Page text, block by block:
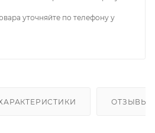
уточняйте по телефону у
ОТЗЫВЫ